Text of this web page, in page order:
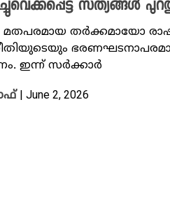
സത്യങ്ങൾ
മതപരമായ തർക്കമായോ
ഇന്ന് സർക്കാർ
| June 2, 2026